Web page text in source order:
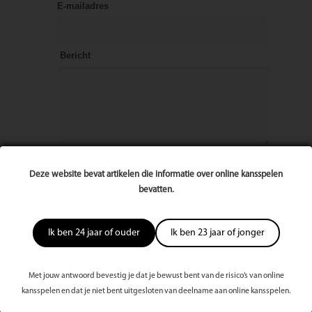
Deze website bevat artikelen die informatie over online kansspelen
bevatten.
Ik ben 24 jaar of ouder Ik ben 23 jaar of jonger
Met jouw antwoord bevestig je dat je bewust bent van de risico’s van online
kansspelen en dat je niet bent uitgesloten van deelname aan online kansspelen.
E-mailadres
Bericht